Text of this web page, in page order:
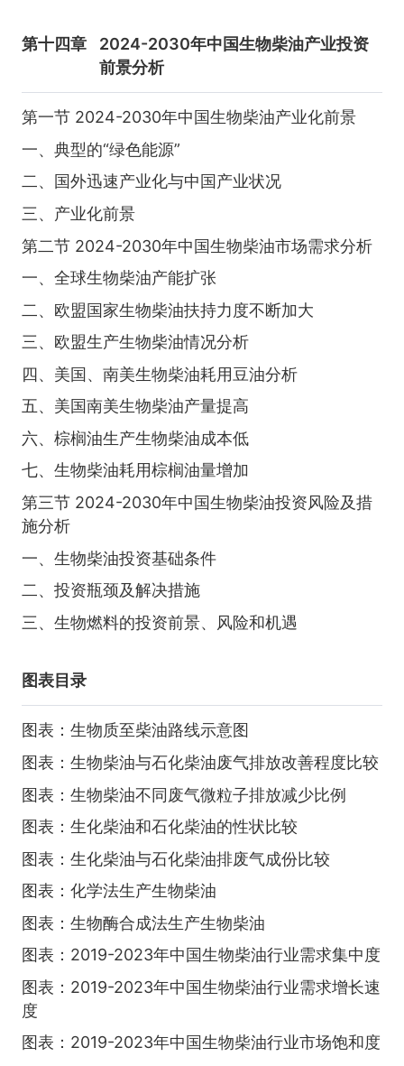
第十四章
2024-2030年中国生物柴油产业投资
前景分析
第一节 2024-2030年中国生物柴油产业化前景
一、典型的“绿色能源”
二、国外迅速产业化与中国产业状况
三、产业化前景
第二节 2024-2030年中国生物柴油市场需求分析
一、全球生物柴油产能扩张
二、欧盟国家生物柴油扶持力度不断加大
三、欧盟生产生物柴油情况分析
四、美国、南美生物柴油耗用豆油分析
五、美国南美生物柴油产量提高
六、棕榈油生产生物柴油成本低
七、生物柴油耗用棕榈油量增加
第三节 2024-2030年中国生物柴油投资风险及措
施分析
一、生物柴油投资基础条件
二、投资瓶颈及解决措施
三、生物燃料的投资前景、风险和机遇
图表目录
图表：生物质至柴油路线示意图
图表：生物柴油与石化柴油废气排放改善程度比较
图表：生物柴油不同废气微粒子排放减少比例
图表：生化柴油和石化柴油的性状比较
图表：生化柴油与石化柴油排废气成份比较
图表：化学法生产生物柴油
图表：生物酶合成法生产生物柴油
图表：2019-2023年中国生物柴油行业需求集中度
图表：2019-2023年中国生物柴油行业需求增长速
度
图表：2019-2023年中国生物柴油行业市场饱和度